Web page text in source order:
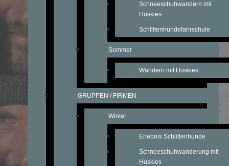
Schneeschuhwandern mit
Huskies
Schlittenhundefahrschule
Sommer
Wandern mit Huskies
GRUPPEN / FIRMEN
Winter
Erlebnis Schlittenhunde
Schneeschuhwanderung mit
Huskies